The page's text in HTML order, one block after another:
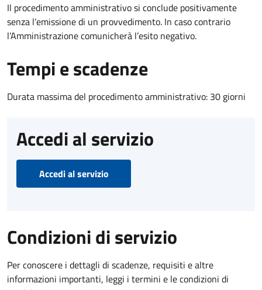
Il procedimento amministrativo si conclude positivamente
senza l’emissione di un provvedimento. In caso contrario
l’Amministrazione comunicherà l’esito negativo.
Tempi e scadenze
Durata massima del procedimento amministrativo: 30 giorni
Accedi al servizio
Accedi al servizio
Condizioni di servizio
Per conoscere i dettagli di scadenze, requisiti e altre
informazioni importanti, leggi i termini e le condizioni di